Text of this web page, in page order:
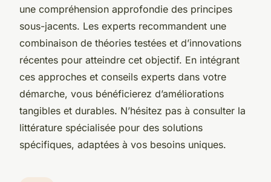
une compréhension approfondie des principes
sous-jacents. Les experts recommandent une
combinaison de théories testées et d’innovations
récentes pour atteindre cet objectif. En intégrant
ces approches et conseils experts dans votre
démarche, vous bénéficierez d’améliorations
tangibles et durables. N’hésitez pas à consulter la
littérature spécialisée pour des solutions
spécifiques, adaptées à vos besoins uniques.